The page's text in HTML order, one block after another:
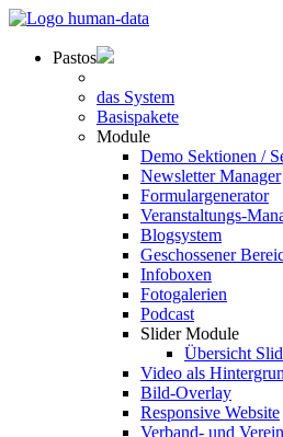
Pastos
das System
Basispakete
Module
Demo Sektionen /
Newsletter Manager
Formulargenerator
Veranstaltungs-
Blogsystem
Geschossener
Infoboxen
Fotogalerien
Podcast
Slider Module
Übersicht
Video als
Bild-Overlay
Responsive Website
Verband- und